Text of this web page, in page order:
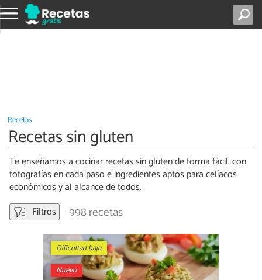
Recetas
Recetas sin gluten
Te enseñamos a cocinar recetas sin gluten de forma fácil, con
fotografías en cada paso e ingredientes aptos para celíacos
económicos y al alcance de todos.
Filtros
998 recetas
Dificultad baja
Nuevo